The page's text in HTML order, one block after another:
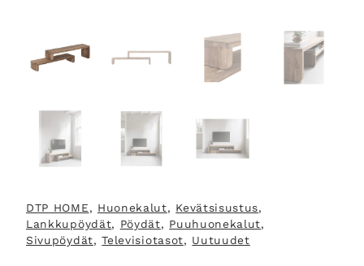
DTP HOME, Huonekalut, Kevätsisustus
Lankkupöydät, Pöydät, Puuhuonekalut
Sivupöydät, Televisiotasot, Uutuudet